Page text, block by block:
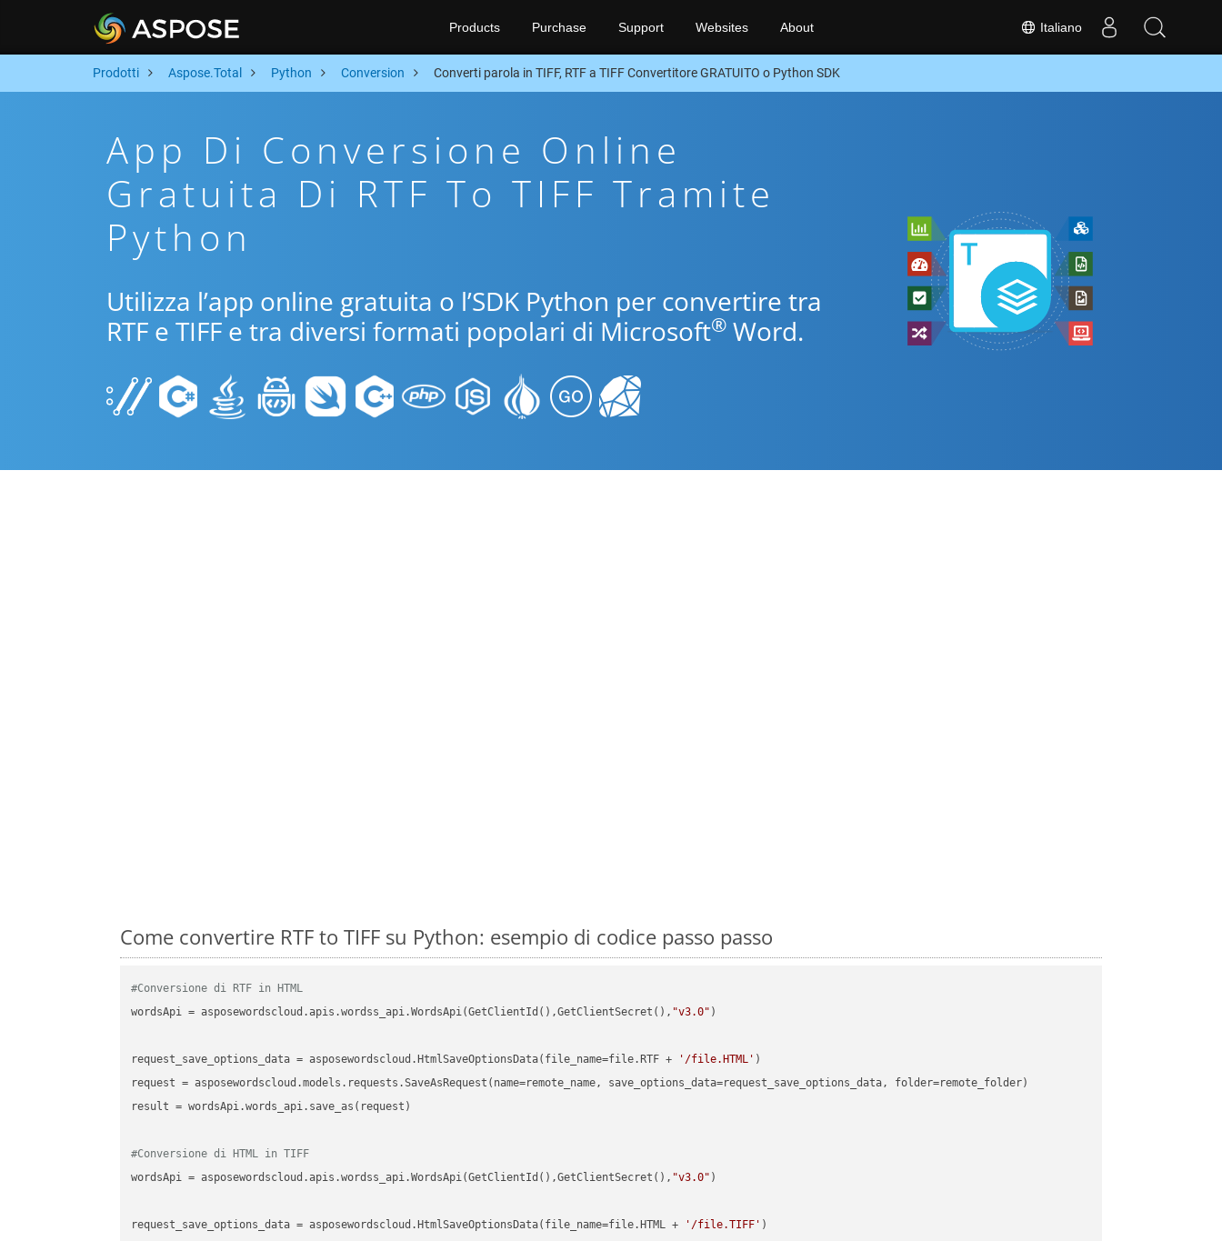
Italiano
Products Purchase Support Websites About
Prodotti Aspose.Total Python Conversion Converti parola in TIFF, RTF a TIFF Convertitore GRATUITO o Python SDK
App Di Conversione Online
Gratuita Di RTF To TIFF Tramite
Python
Utilizza l’app online gratuita o l’SDK Python per convertire tra
RTF e TIFF e tra diversi formati popolari di Microsoft® Word.
Come convertire RTF to TIFF su Python: esempio di codice passo passo
#Conversione di RTF in HTML
wordsApi = asposewordscloud.apis.wordss_api.WordsApi(GetClientId(),GetClientSecret(), "v3.0" )
request_save_options_data = asposewordscloud.HtmlSaveOptionsData(file_name=file.RTF + '/file.HTML'
request
result = wordsApi.words_api.save_as(request)
#Conversione di HTML in TIFF
wordsApi = asposewordscloud.apis.wordss_api.WordsApi(GetClientId(),GetClientSecret(), "v3.0" )
request_save_options_data = asposewordscloud.HtmlSaveOptionsData(file_name=file.HTML + '/file.TIFF'